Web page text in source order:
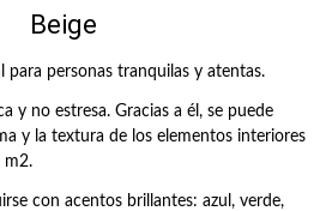
Beige
personas tranquilas y atentas.
y no estresa. Gracias a él, se puede
y la textura de los elementos interiores
m2.
con acentos brillantes: azul, verde,